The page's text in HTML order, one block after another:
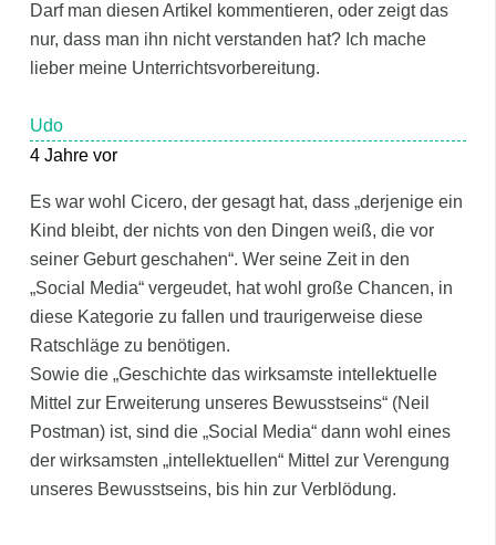
Darf man diesen Artikel kommentieren, oder zeigt das
nur, dass man ihn nicht verstanden hat? Ich mache
lieber meine Unterrichtsvorbereitung.
Udo
4 Jahre vor
Es war wohl Cicero, der gesagt hat, dass „derjenige ein
Kind bleibt, der nichts von den Dingen weiß, die vor
seiner Geburt geschahen“. Wer seine Zeit in den
„Social Media“ vergeudet, hat wohl große Chancen, in
diese Kategorie zu fallen und traurigerweise diese
Ratschläge zu benötigen.
Sowie die „Geschichte das wirksamste intellektuelle
Mittel zur Erweiterung unseres Bewusstseins“ (Neil
Postman) ist, sind die „Social Media“ dann wohl eines
der wirksamsten „intellektuellen“ Mittel zur Verengung
unseres Bewusstseins, bis hin zur Verblödung.